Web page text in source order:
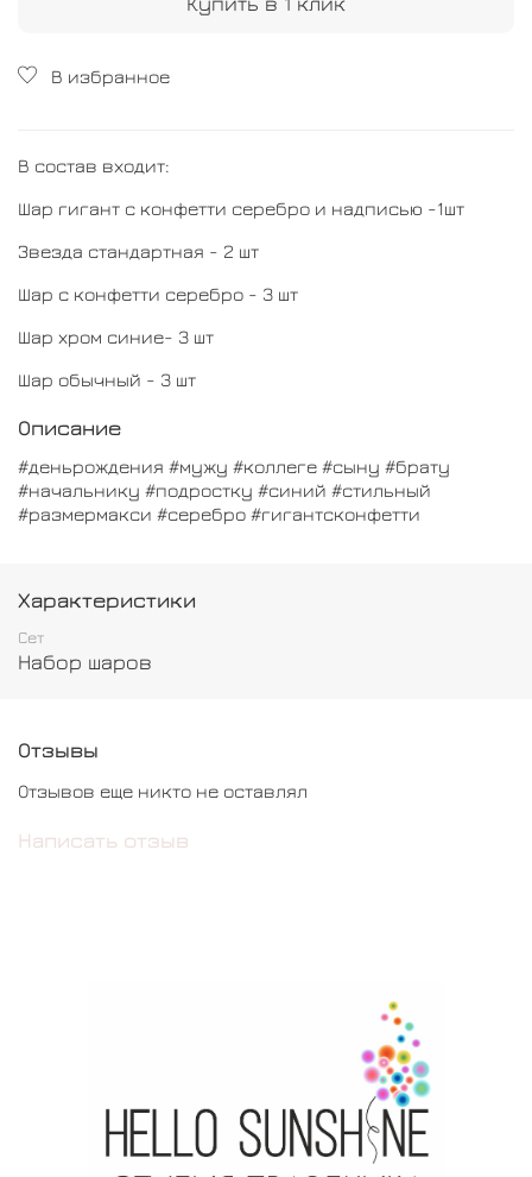
В избранное
В состав входит:
Шар гигант с конфетти серебро и надписью -1шт
Звезда стандартная - 2 шт
Шар с конфетти серебро - 3 шт
Шар хром синие- 3 шт
Шар обычный - 3 шт
Описание
#деньрождения #мужу #коллеге #сыну #брату
#начальнику #подростку #синий #стильный
#размермакси #серебро #гигантсконфетти
Характеристики
Сет
Набор шаров
Отзывы
Отзывов еще никто не оставлял
Написать отзыв